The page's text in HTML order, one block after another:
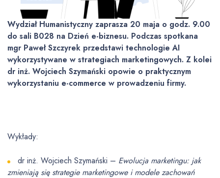
Wydział Humanistyczny zaprasza 20 maja o godz. 9.00
do sali B028 na Dzień e-biznesu. Podczas spotkana
mgr Paweł Szczyrek przedstawi technologie AI
wykorzystywane w strategiach marketingowych. Z kolei
dr inż. Wojciech Szymański opowie o praktycznym
wykorzystaniu e-commerce w prowadzeniu firmy.
Wykłady:
dr inż. Wojciech Szymański – Ewolucja marketingu: jak
zmieniają się strategie marketingowe i modele zachowań